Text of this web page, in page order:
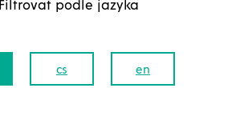
Filtrovat podle jazyka
cs en